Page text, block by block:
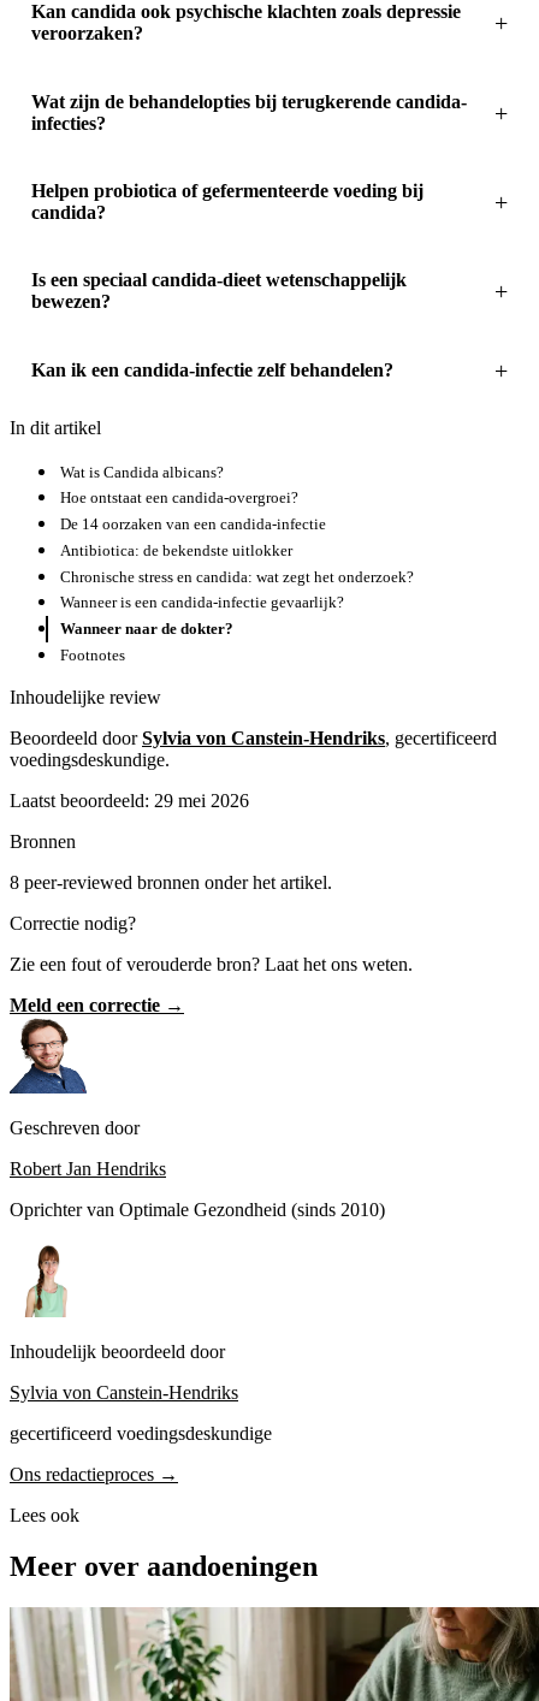
Kan candida ook psychische klachten zoals depressie
veroorzaken?
Wat zijn de behandelopties bij terugkerende candida-
infecties?
Helpen probiotica of gefermenteerde voeding bij
candida?
Is een speciaal candida-dieet wetenschappelijk
bewezen?
Kan ik een candida-infectie zelf behandelen?
In dit artikel
Wat is Candida albicans?
Hoe ontstaat een candida-overgroei?
De 14 oorzaken van een candida-infectie
Antibiotica: de bekendste uitlokker
Chronische stress en candida: wat zegt het onderzoek?
Wanneer is een candida-infectie gevaarlijk?
Wanneer naar de dokter?
Footnotes
Inhoudelijke review
Beoordeeld doorSylvia von Canstein-Hendriks, gecertificeerd
voedingsdeskundige.
Laatst beoordeeld: 29 mei 2026
Bronnen
8 peer-reviewed bronnen onder het artikel.
Correctie nodig?
Zie een fout of verouderde bron? Laat het ons weten.
Meld een correctie →
Geschreven door
Robert Jan Hendriks
Oprichter van Optimale Gezondheid (sinds 2010)
Inhoudelijk beoordeeld door
Sylvia von Canstein-Hendriks
gecertificeerd voedingsdeskundige
Ons redactieproces →
Lees ook
Meer over aandoeningen